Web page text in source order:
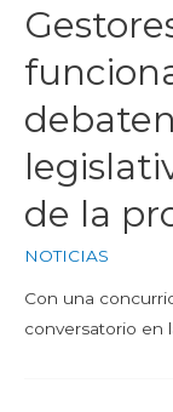
de la
NOTICIAS
Con una
conversatorio en